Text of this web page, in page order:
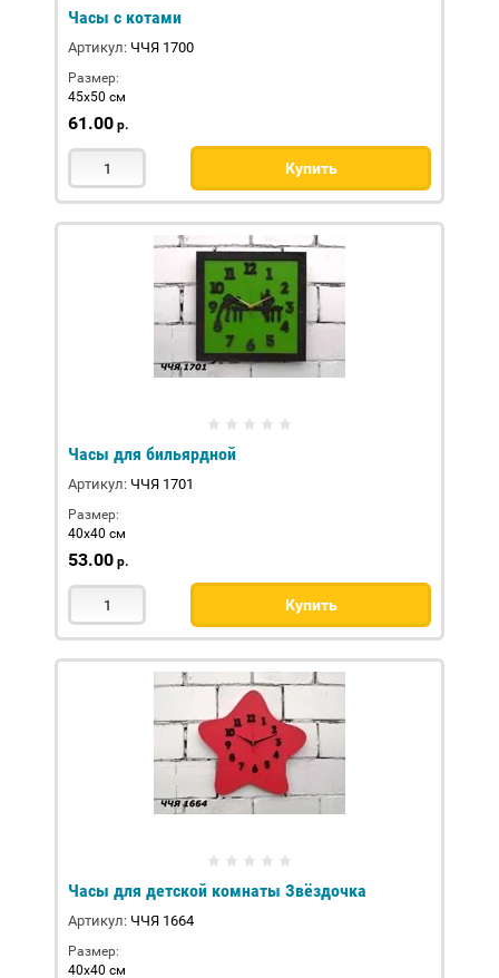
Часы с котами
Артикул: ЧЧЯ 1700
Размер:
45х50 см
61.00 р.
Купить
Часы для бильярдной
Артикул: ЧЧЯ 1701
Размер:
40х40 см
53.00 р.
Купить
Часы для детской комнаты Звёздочка
Артикул: ЧЧЯ 1664
Размер:
40х40 см